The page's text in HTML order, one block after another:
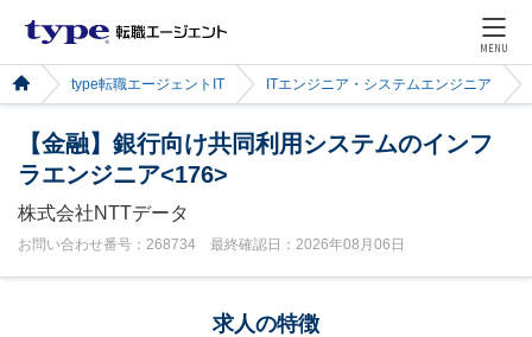
MENU
type転職エージェントIT ITエンジニア・システムエンジニア
【金融】銀行向け共同利用システムのインフ
ラエンジニア<176>
株式会社NTTデータ
お問い合わせ番号：268734 最終確認日：2026年08月06日
求人の特徴